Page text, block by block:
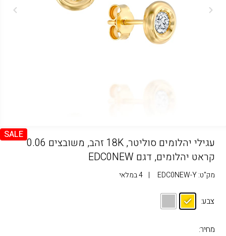
SALE
עגילי יהלומים סוליטר, 18K זהב, משובצים 0.06
קראט יהלומים, דגם EDC0NEW
מק"ט:EDC0NEW-Y
| 4 במלאי
צבע:
מחיר: